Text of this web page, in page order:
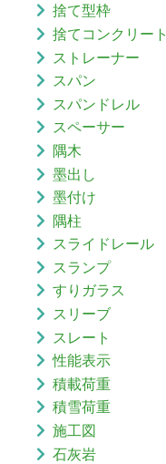
捨て型枠
捨てコンクリート
ストレーナー
スパン
スパンドレル
スペーサー
隅木
墨出し
墨付け
隅柱
スライドレール
スランプ
すりガラス
スリーブ
スレート
性能表示
積載荷重
積雪荷重
施工図
石灰岩